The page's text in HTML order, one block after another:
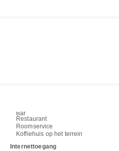
Bar
Restaurant
Roomservice
Koffiehuis op het terrein
Internettoegang